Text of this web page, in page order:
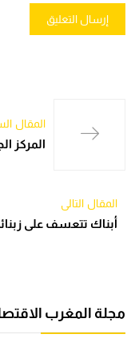
المقال
المركز
المقال التالي
أبناك تتعسف على
مجلة المغرب